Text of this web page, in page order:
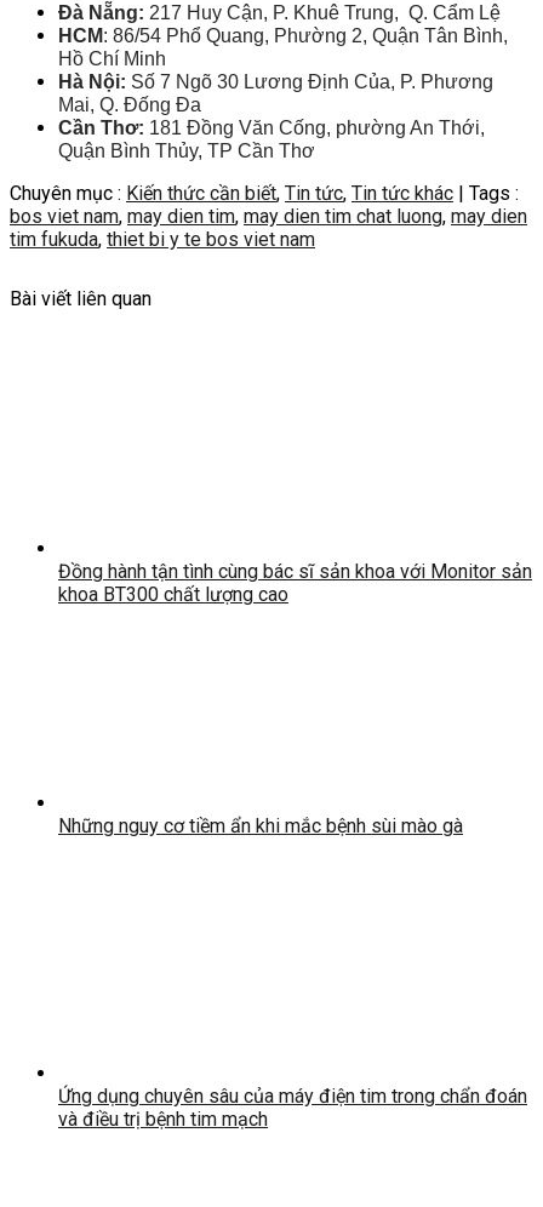
Đà Nẵng: 217 Huy Cận, P. Khuê Trung, Q. Cẩm Lệ
HCM: 86/54 Phổ Quang, Phường 2, Quận Tân Bình,
Hồ Chí Minh
Hà Nội: Số 7 Ngõ 30 Lương Định Của, P. Phương
Mai, Q. Đống Đa
Cần Thơ: 181 Đồng Văn Cống, phường An Thới,
Quận Bình Thủy, TP Cần Thơ
Chuyên mục : Kiến thức cần biết, Tin tức, Tin tức khác | Tags :
bos viet nam, may dien tim, may dien tim chat luong, may dien
tim fukuda, thiet bi y te bos viet nam
Bài viết liên quan
Đồng hành tận tình cùng bác sĩ sản khoa với Monitor sản
khoa BT300 chất lượng cao
Những nguy cơ tiềm ẩn khi mắc bệnh sùi mào gà
Ứng dụng chuyên sâu của máy điện tim trong chẩn đoán
và điều trị bệnh tim mạch